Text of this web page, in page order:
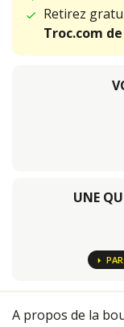
Retirez
Troc.com
UNE
A propos de la